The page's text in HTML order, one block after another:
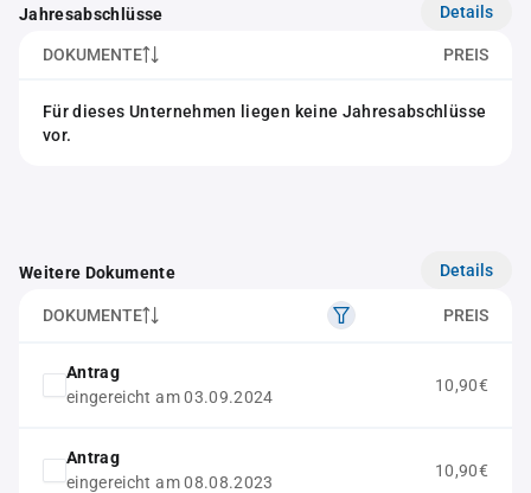
Jahresabschlüsse Details
DOKUMENTE PREIS
Für dieses Unternehmen liegen keine Jahresabschlüsse
vor.
Weitere Dokumente Details
DOKUMENTE PREIS
Antrag
eingereicht am 03.09.2024
10,90€
Antrag
eingereicht am 08.08.2023
10,90€